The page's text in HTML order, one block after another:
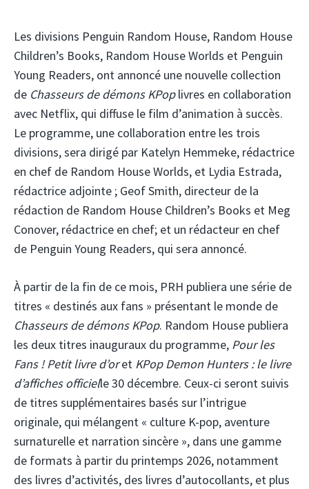
Les divisions Penguin Random House, Random House
Children’s Books, Random House Worlds et Penguin
Young Readers, ont annoncé une nouvelle collection
de Chasseurs de démons KPoplivres en collaboration
avec Netflix, qui diffuse le film d’animation à succès.
Le programme, une collaboration entre les trois
divisions, sera dirigé par Katelyn Hemmeke, rédactrice
en chef de Random House Worlds, et Lydia Estrada,
rédactrice adjointe ; Geof Smith, directeur de la
rédaction de Random House Children’s Books et Meg
Conover, rédactrice en chef; et un rédacteur en chef
de Penguin Young Readers, qui sera annoncé.
À partir de la fin de ce mois, PRH publiera une série de
titres « destinés aux fans » présentant le monde de
Chasseurs de démons KPop. Random House publiera
les deux titres inauguraux du programme, Pour les
Fans ! Petit livre d’oret KPop Demon Hunters : le livre
d’affiches officielle 30 décembre. Ceux-ci seront suivis
de titres supplémentaires basés sur l’intrigue
originale, qui mélangent « culture K-pop, aventure
surnaturelle et narration sincère », dans une gamme
de formats à partir du printemps 2026, notamment
des livres d’activités, des livres d’autocollants, et plus